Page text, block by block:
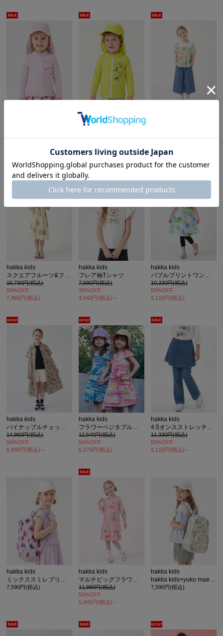
30%OFF
hakka baby
[ベビー]恐竜プリントラッシュガード(UVカット)
30%OFF
50%OFF
hakka kids
15,730円(税込)
50%OFF
7,865円(税込)
hakka kids
フレア袖Tシャツ
7,590円(税込)
30%OFF
4,543円(税込)～
hakka kids
10,230円(税込)
50%OFF
5,115円(税込)
hakka kids
パイナップルチェックプリントワンピース
14,960円(税込)
50%OFF
6,930円(税込)～
hakka kids
フラワーベジタブルボーダープリントオフショルダーワンピース
12,540円(税込)
50%OFF
6,270円(税込)
hakka kids
4.5オンスストレッチデニムスカッツ
11,330円(税込)
50%OFF
5,115円(税込)～
hakka kids
ミックススミレプリントリュック
7,590円(税込)
hakka kids
マルチビッグフラワープリントワンピース
11,990円(税込)
50%OFF
5,445円(税込)～
hakka kids
hakka kids×yuko maegawa はるのオーケストラプリントリュック
7,590円(税込)